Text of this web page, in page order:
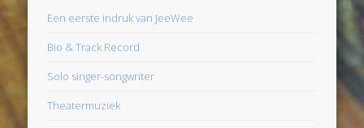
Een eerste indruk van JeeWee
Bio & Track Record
Solo singer-songwriter
Theatermuziek